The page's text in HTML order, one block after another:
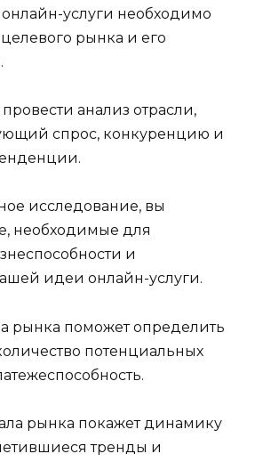
услуги необходимо
рынка и его
анализ отрасли,
спрос, конкуренцию и
исследование, вы
необходимые для
и
идеи онлайн-услуги.
рынка поможет определить
потенциальных
рынка покажет динамику
тренды и